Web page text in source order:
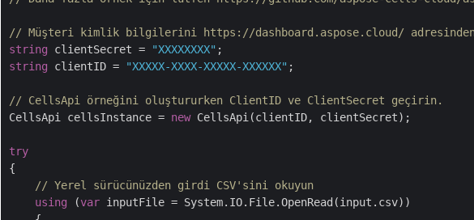
// Müşteri kimlik bilgilerini https://dashboard.aspose.cloud/
string clientSecret = "XXXXXXXX"
string clientID = "XXXXX-XXXX-XXXXX-XXXXXX" ;
// CellsApi örneğini oluştururken ClientID ve ClientSecret geçirin.
CellsApi cellsInstance = new CellsApi(clientID, clientSecret);
try
{
// Yerel sürücünüzden girdi CSV'sini okuyun
using (var inputFile = System.IO.File.OpenRead(input.csv))